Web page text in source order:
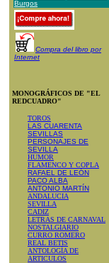
Burgos
Compra del libro por
Internet
MONOGRÁFICOS DE "EL
REDCUADRO"
TOROS
LAS CUARENTA
SEVILLAS
PERSONAJES DE
SEVILLA
HUMOR
FLAMENCO Y COPLA
RAFAEL DE LEÓN
PACO ALBA
ANTONIO MARTÍN
ANDALUCIA
SEVILLA
CADIZ
LETRAS DE CARNAVAL
NOSTALGIARIO
CURRO ROMERO
REAL BETIS
ANTOLOGÍA DE
ARTICULOS